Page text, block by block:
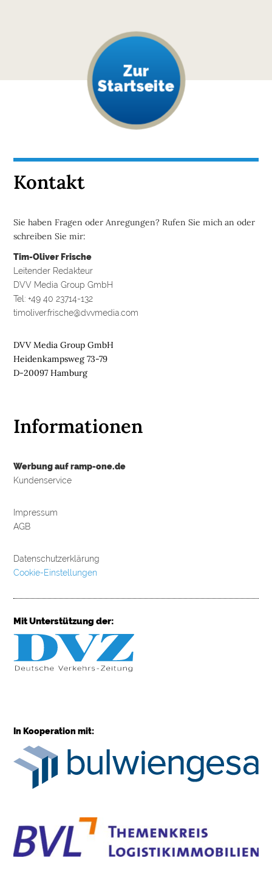
Zur
Startseite
Kontakt
Sie haben Fragen oder Anregungen? Rufen Sie mich an oder
schreiben Sie mir:
Tim-Oliver Frische
Leitender Redakteur
DVV Media Group GmbH
Tel: +49 40 23714-132
timoliver.frische@dvvmedia.com
DVV Media Group GmbH
Heidenkampsweg 73-79
D-20097 Hamburg
Informationen
Werbung auf ramp-one.de
Kundenservice
Impressum
AGB
Datenschutzerklärung
Cookie-Einstellungen
Mit Unterstützung der:
In Kooperation mit: